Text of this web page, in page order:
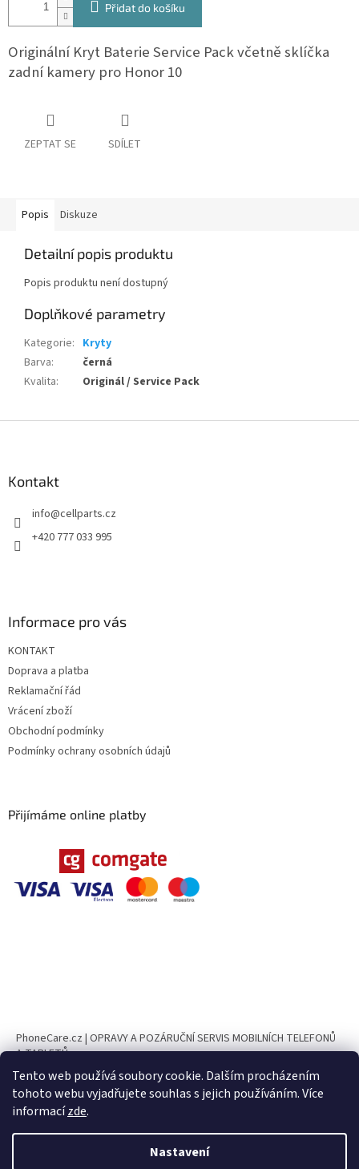
Tento web používá soubory cookie. Dalším procházením
tohoto webu vyjadřujete souhlas s jejich používáním. Více
informacízde.
Nastavení
Přidat do košíku
Originální Kryt Baterie Service Pack včetně sklíčka
zadní kamery pro Honor 10
ZEPTAT SE SDÍLET
Popis Diskuze
Detailní popis produktu
Popis produktu není dostupný
Doplňkové parametry
Kategorie: Kryty
Barva:
černá
Kvalita: Originál / Service Pack
Kontakt
info@cellparts.cz
+420 777 033 995
Informace pro vás
KONTAKT
Doprava a platba
Reklamační řád
Vrácení zboží
Obchodní podmínky
Podmínky ochrany osobních údajů
Přijímáme online platby
PhoneCare.cz | OPRAVY A POZÁRUČNÍ SERVIS MOBILNÍCH TELEFONŮ
A TABLETŮ
PhoneParts.cz
Vytvořil Shoptet